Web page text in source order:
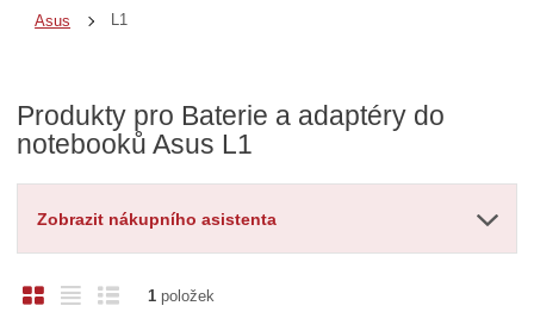
Asus L1
Produkty pro Baterie a adaptéry do
notebooků Asus L1
Zobrazit nákupního asistenta
O
Ř
1položek